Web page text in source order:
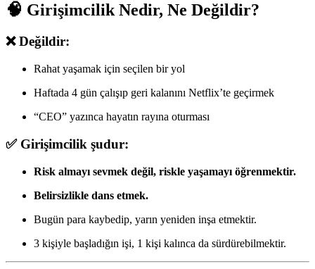
🧠 Girişimcilik Nedir, Ne Değildir?
❌ Değildir:
Rahat yaşamak için seçilen bir yol
Haftada 4 gün çalışıp geri kalanını Netflix’te geçirmek
“CEO” yazınca hayatın rayına oturması
✅ Girişimcilik şudur:
Risk almayı sevmek değil, riskle yaşamayı öğrenmektir.
Belirsizlikle dans etmek.
Bugün para kaybedip, yarın yeniden inşa etmektir.
3 kişiyle başladığın işi, 1 kişi kalınca da sürdürebilmektir.